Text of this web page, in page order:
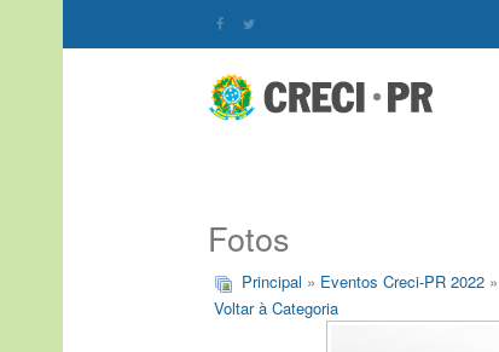
Fotos
Principal » Eventos Creci-PR 2022 »
Voltar à Categoria